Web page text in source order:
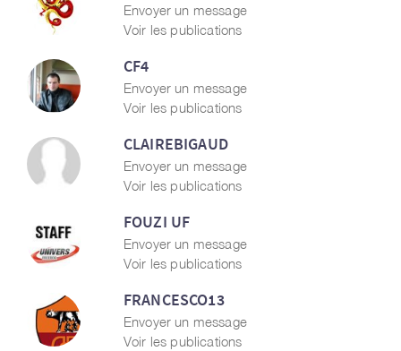
Envoyer un message
Voir les publications
CF4
Envoyer un message
Voir les publications
CLAIREBIGAUD
Envoyer un message
Voir les publications
FOUZI UF
Envoyer un message
Voir les publications
FRANCESCO13
Envoyer un message
Voir les publications